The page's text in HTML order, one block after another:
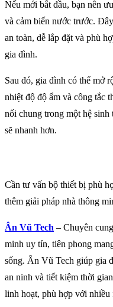
Nếu mới bắt đầu, bạn nên
và cảm biến nước trước.
an toàn, dễ lắp đặt và phù
gia đình.
Sau đó, gia đình có thể mở
nhiệt độ độ ẩm và công tắc
nối chung trong một hệ
sẽ nhanh hơn.
Cần tư vấn bộ thiết bị phù
thêm giải pháp nhà thông
Ân Vũ Tech – Chuyên
minh uy tín, tiên phong
sống. Ân Vũ Tech giúp gia
an ninh và tiết kiệm thời
linh hoạt, phù hợp với nhiều